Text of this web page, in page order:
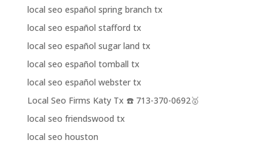
local seo español spring branch tx
local seo español stafford tx
local seo español sugar land tx
local seo español tomball tx
local seo español webster tx
Local Seo Firms Katy Tx ☎️ 713-370-0692🥇
local seo friendswood tx
local seo houston